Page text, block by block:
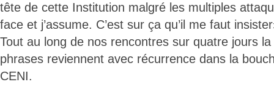
tête de cette Institution malgré les multiples
face et j’assume. C’est sur ça qu’il me faut
Tout au long de nos rencontres sur quatre jours
phrases reviennent avec récurrence dans la
CENI.